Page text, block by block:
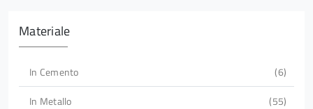
Materiale
In Cemento
6
In Metallo
55